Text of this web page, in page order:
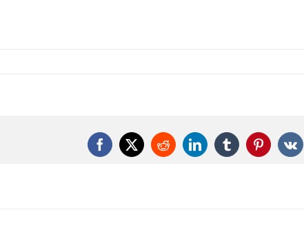
Facebook
X RedditLinkedInTumblrPinterest
Vk